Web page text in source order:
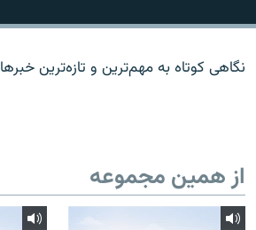
نگاهی کوتاه به مهم‌ترين و تازه‌ترين خبرها
از همین مجموعه